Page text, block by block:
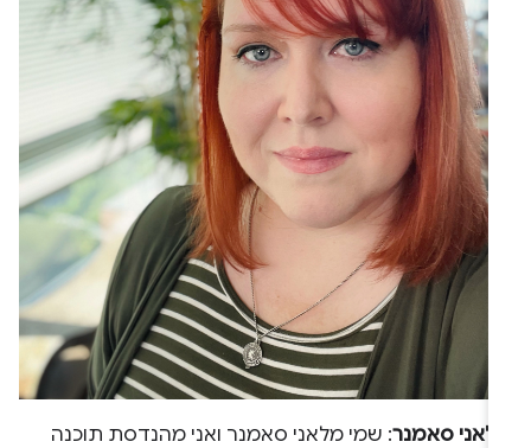
סאמנר: שמי מלאני סאמנר ואני מהנדסת תוכנה